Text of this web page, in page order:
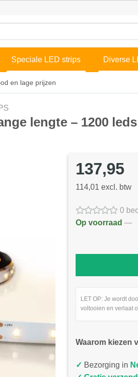
Speciale LED strips Diverse
en lage prijzen
lengte – 1200
137,95
114,01 excl. btw
0
Op voorraad —
LET OP: Je wordt
voltooien en verlaat
Waarom kiezen
✓ Bezorging in